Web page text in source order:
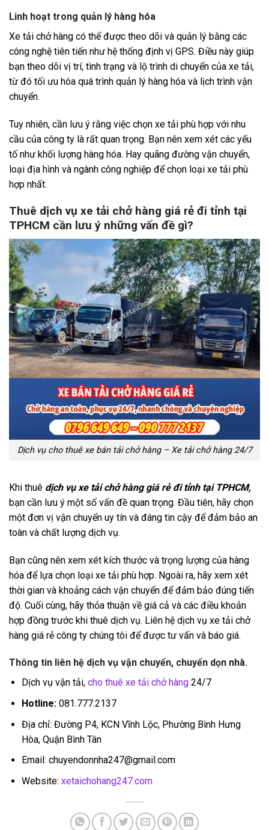
Linh hoạt trong quản lý hàng hóa
Xe tải chở hàng có thể được theo dõi và quản lý bằng các
công nghệ tiên tiến như hệ thống định vị GPS. Điều này giúp
bạn theo dõi vị trí, tình trạng và lộ trình di chuyển của xe tải,
từ đó tối ưu hóa quá trình quản lý hàng hóa và lịch trình vận
chuyển.
Tuy nhiên, cần lưu ý rằng việc chọn xe tải phù hợp với nhu
cầu của công ty là rất quan trọng. Bạn nên xem xét các yếu
tố như khối lượng hàng hóa. Hay quãng đường vận chuyển,
loại địa hình và ngành công nghiệp để chọn loại xe tải phù
hợp nhất.
Thuê dịch vụ xe tải chở hàng giá rẻ đi tỉnh tại
TPHCM cần lưu ý những vấn đề gì?
Dịch vụ cho thuê xe bán tải chở hàng – Xe tải chở hàng 24/7
Khi thuê dịch vụ xe tải chở hàng giá rẻ đi tỉnh tại TPHCM,
bạn cần lưu ý một số vấn đề quan trọng. Đầu tiên, hãy chọn
một đơn vị vận chuyển uy tín và đáng tin cậy để đảm bảo an
toàn và chất lượng dịch vụ.
Bạn cũng nên xem xét kích thước và trọng lượng của hàng
hóa để lựa chọn loại xe tải phù hợp. Ngoài ra, hãy xem xét
thời gian và khoảng cách vận chuyển để đảm bảo đúng tiến
độ. Cuối cùng, hãy thỏa thuận về giá cả và các điều khoản
hợp đồng trước khi thuê dịch vụ. Liên hệ dịch vụ xe tải chở
hàng giá rẻ công ty chúng tôi để được tư vấn và báo giá.
Thông tin liên hệ dịch vụ vận chuyển, chuyển dọn nhà.
Dịch vụ vận tải, cho thuê xe tải chở hàng24/7
Hotline:081.777.2137
Địa chỉ: Đường P4, KCN Vĩnh Lộc, Phường Bình Hưng
Hòa, Quận Bình Tân
Email: chuyendonnha247@gmail.com
Website: xetaichohang247.com